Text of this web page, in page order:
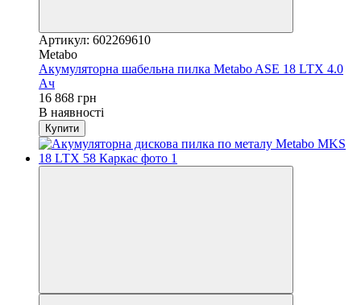
Артикул: 602269610
Metabo
Акумуляторна шабельна пилка Metabo ASE 18 LTX 4.0
Ач
16 868 грн
В наявності
Купити